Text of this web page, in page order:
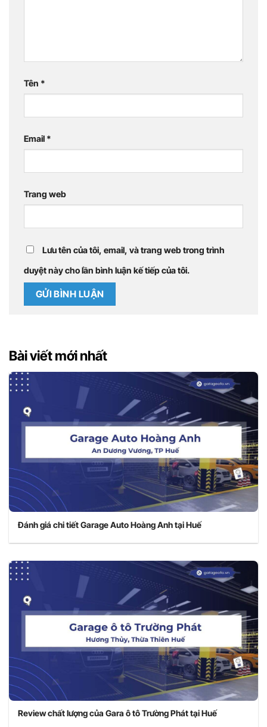
Tên *
Email *
Trang web
Lưu tên của tôi, email, và trang web trong trình
duyệt này cho lần bình luận kế tiếp của tôi.
Bài viết mới nhất
Đánh giá chi tiết Garage Auto Hoàng Anh tại Huế
Review chất lượng của Gara ô tô Trường Phát tại Huế